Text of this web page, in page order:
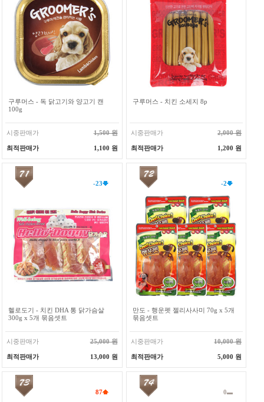
구루머스 - 독 닭고기와 양고기 캔
100g
시중판매가 1,500 원
최적판매가 1,100 원
구루머스 - 치킨 소세지 8p
시중판매가 2,000 원
최적판매가 1,200 원
-23
헬로도기 - 치킨 DHA 통 닭가슴살
300g x 5개 묶음셋트
시중판매가 25,000 원
최적판매가 13,000 원
-2
만도 - 행운펫 젤리사사미 70g x 5개
묶음셋트
시중판매가 10,000 원
최적판매가 5,000 원
87 0